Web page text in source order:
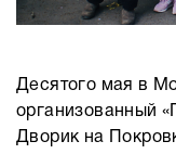
Десятого мая в
организованный
Дворик на